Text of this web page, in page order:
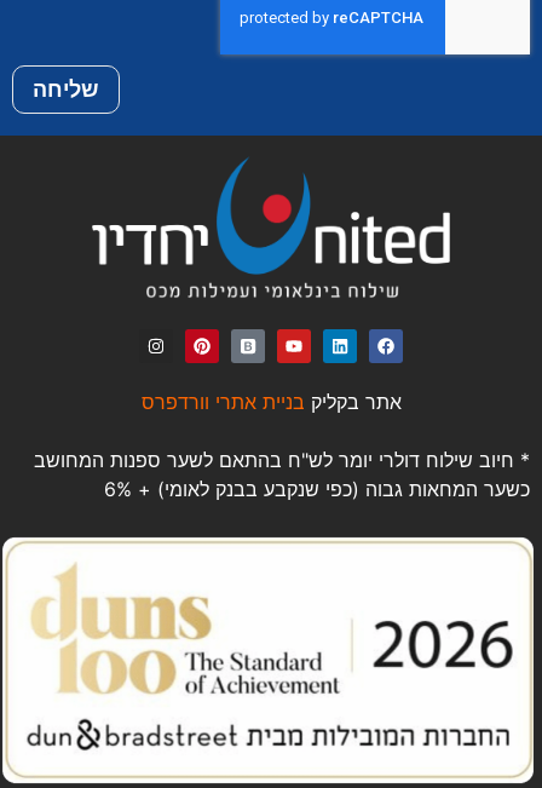
שליחה
אתר בקליק בניית אתרי וורדפרס
* חיוב שילוח דולרי יומר לש"ח בהתאם לשער ספנות המחושב
כשער המחאות גבוה (כפי שנקבע בבנק לאומי) + 6%